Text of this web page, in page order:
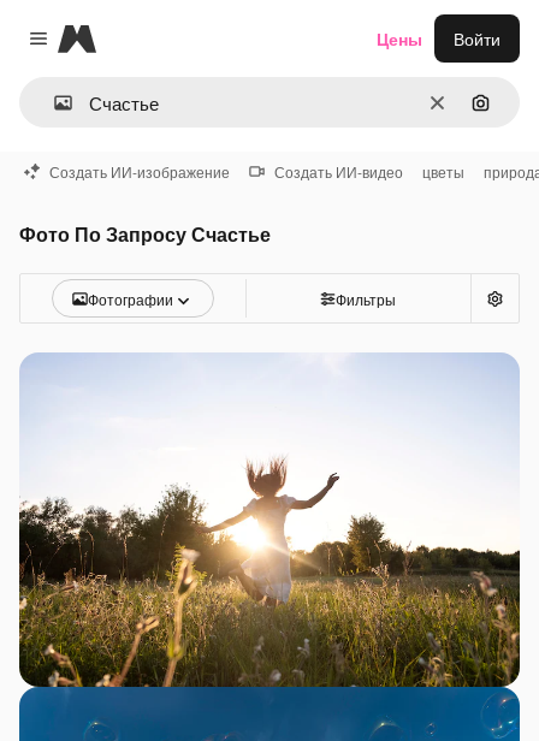
Close menu
Magnific
ОчиститьПоиск
Цены Войти
Создать ИИ-изображение Создать ИИ-видео цветы
Фото По Запросу Счастье
Фотографии Фильтры